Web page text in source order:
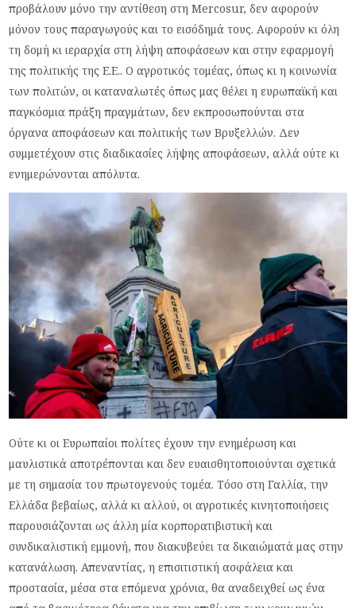
προβάλουν μόνο την αντίθεση στη Mercosur, δεν αφορούν
μόνον τους παραγωγούς και το εισόδημά τους. Αφορούν κι όλη
τη δομή κι ιεραρχία στη λήψη αποφάσεων και στην εφαρμογή
της πολιτικής της Ε.Ε.. Ο αγροτικός τομέας, όπως κι η κοινωνία
των πολιτών, οι καταναλωτές όπως μας θέλει η ευρωπαϊκή και
παγκόσμια πράξη πραγμάτων, δεν εκπροσωπούνται στα
όργανα αποφάσεων και πολιτικής των Βρυξελλών. Δεν
συμμετέχουν στις διαδικασίες λήψης αποφάσεων, αλλά ούτε κι
ενημερώνονται απόλυτα.
Ούτε κι οι Ευρωπαίοι πολίτες έχουν την ενημέρωση και
μαυλιστικά αποτρέπονται και δεν ευαισθητοποιούνται σχετικά
με τη σημασία του πρωτογενούς τομέα. Τόσο στη Γαλλία, την
Ελλάδα βεβαίως, αλλά κι αλλού, οι αγροτικές κινητοποιήσεις
παρουσιάζονται ως άλλη μία κορπορατιβιστική και
συνδικαλιστική εμμονή, που διακυβεύει τα δικαιώματά μας στην
κατανάλωση. Απεναντίας, η επισιτιστική ασφάλεια και
προστασία, μέσα στα επόμενα χρόνια, θα αναδειχθεί ως ένα